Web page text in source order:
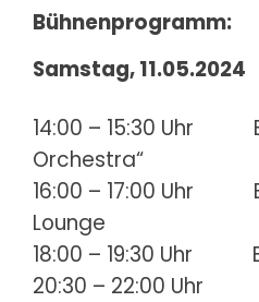
Bühnenprogramm:
Samstag, 11.05.2024
14:00 – 15:30 Uhr
Orchestra“
16:00 – 17:00 Uhr
Lounge
18:00 – 19:30 Uhr
20:30 – 22:00 Uhr